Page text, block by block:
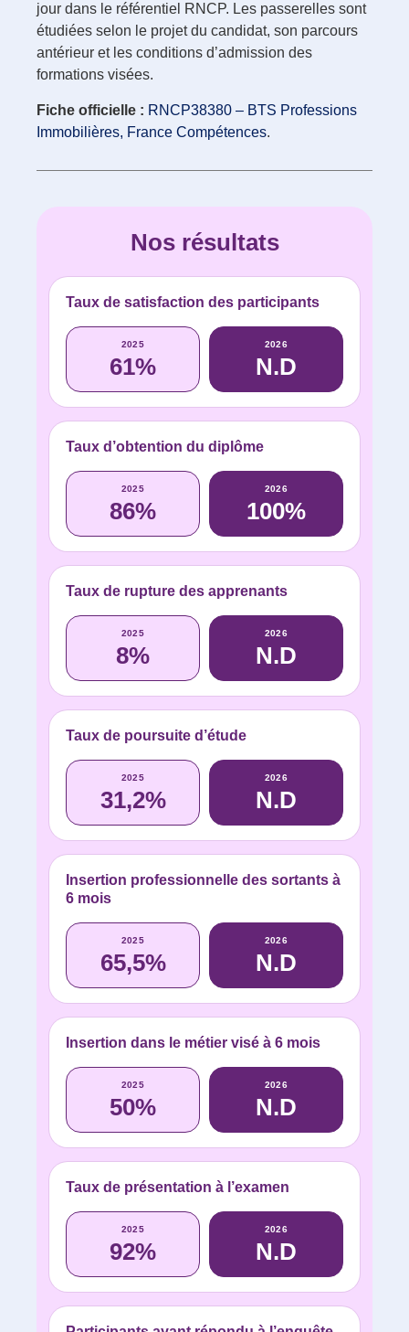
jour dans le référentiel RNCP. Les passerelles sont
étudiées selon le projet du candidat, son parcours
antérieur et les conditions d’admission des
formations visées.
Fiche officielle : RNCP38380 – BTS Professions
Immobilières, France Compétences.
Nos résultats
Taux de satisfaction des participants
2025
61%
2026
N.D
Taux d’obtention du diplôme
2025
86%
2026
100%
Taux de rupture des apprenants
2025
8%
2026
N.D
Taux de poursuite d’étude
2025
31,2%
2026
N.D
Insertion professionnelle des sortants à
6 mois
2025
65,5%
2026
N.D
Insertion dans le métier visé à 6 mois
2025
50%
2026
N.D
Taux de présentation à l’examen
2025
92%
2026
N.D